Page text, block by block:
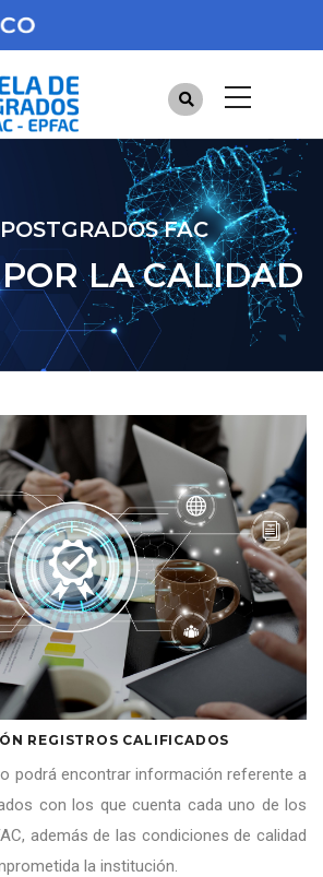
FAC
LA CALIDAD
REGISTROS CALIFICADOS
podrá encontrar información referente a
con los que cuenta cada uno de los
además de las condiciones de calidad
la institución.